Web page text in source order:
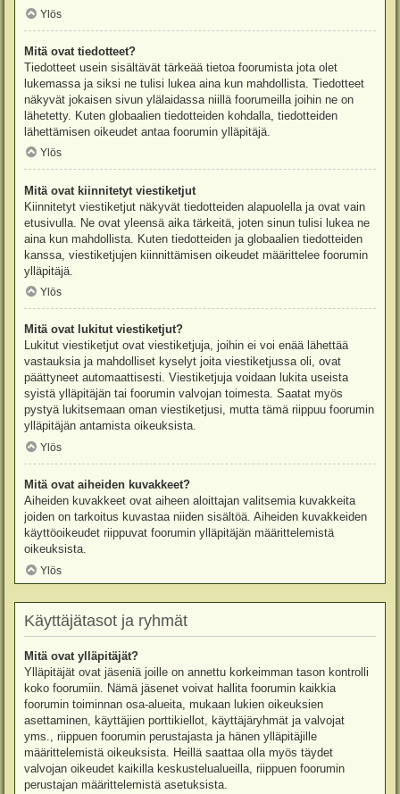
Ylös
Mitä ovat tiedotteet?
Tiedotteet usein sisältävät tärkeää tietoa foorumista jota olet
lukemassa ja siksi ne tulisi lukea aina kun mahdollista. Tiedotteet
näkyvät jokaisen sivun ylälaidassa niillä foorumeilla joihin ne on
lähetetty. Kuten globaalien tiedotteiden kohdalla, tiedotteiden
lähettämisen oikeudet antaa foorumin ylläpitäjä.
Ylös
Mitä ovat kiinnitetyt viestiketjut
Kiinnitetyt viestiketjut näkyvät tiedotteiden alapuolella ja ovat vain
etusivulla. Ne ovat yleensä aika tärkeitä, joten sinun tulisi lukea ne
aina kun mahdollista. Kuten tiedotteiden ja globaalien tiedotteiden
kanssa, viestiketjujen kiinnittämisen oikeudet määrittelee foorumin
ylläpitäjä.
Ylös
Mitä ovat lukitut viestiketjut?
Lukitut viestiketjut ovat viestiketjuja, joihin ei voi enää lähettää
vastauksia ja mahdolliset kyselyt joita viestiketjussa oli, ovat
päättyneet automaattisesti. Viestiketjuja voidaan lukita useista
syistä ylläpitäjän tai foorumin valvojan toimesta. Saatat myös
pystyä lukitsemaan oman viestiketjusi, mutta tämä riippuu foorumin
ylläpitäjän antamista oikeuksista.
Ylös
Mitä ovat aiheiden kuvakkeet?
Aiheiden kuvakkeet ovat aiheen aloittajan valitsemia kuvakkeita
joiden on tarkoitus kuvastaa niiden sisältöä. Aiheiden kuvakkeiden
käyttöoikeudet riippuvat foorumin ylläpitäjän määrittelemistä
oikeuksista.
Ylös
Käyttäjätasot ja ryhmät
Mitä ovat ylläpitäjät?
Ylläpitäjät ovat jäseniä joille on annettu korkeimman tason kontrolli
koko foorumiin. Nämä jäsenet voivat hallita foorumin kaikkia
foorumin toiminnan osa-alueita, mukaan lukien oikeuksien
asettaminen, käyttäjien porttikiellot, käyttäjäryhmät ja valvojat
yms., riippuen foorumin perustajasta ja hänen ylläpitäjille
määrittelemistä oikeuksista. Heillä saattaa olla myös täydet
valvojan oikeudet kaikilla keskustelualueilla, riippuen foorumin
perustajan määrittelemistä asetuksista.